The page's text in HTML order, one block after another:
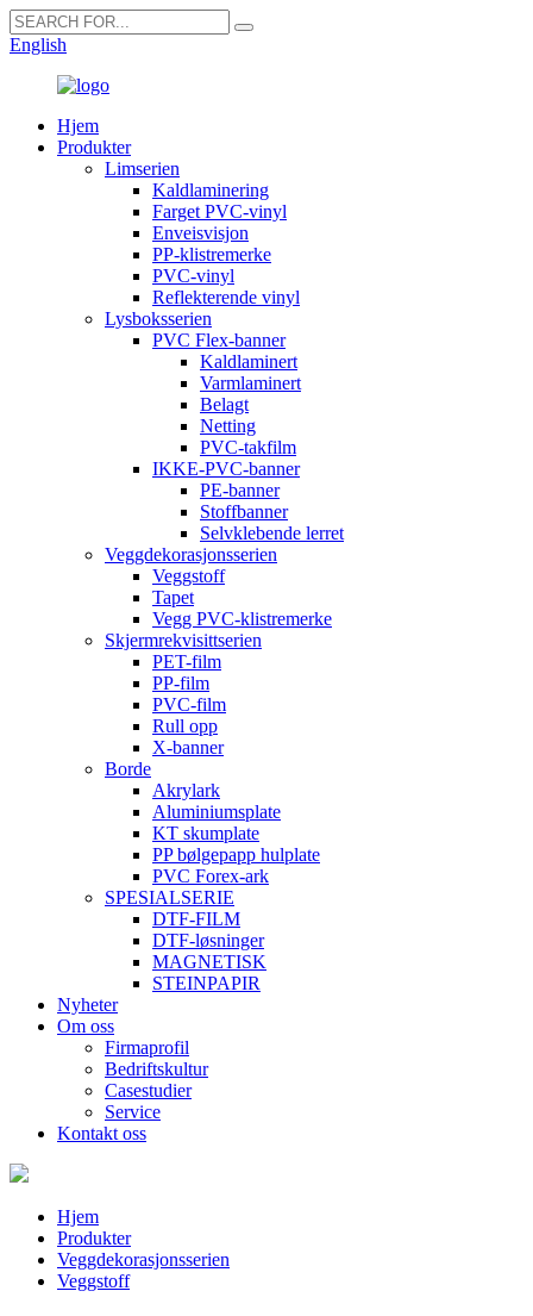
English
Hjem
Produkter
Limserien
Kaldlaminering
Farget PVC-vinyl
Enveisvisjon
PP-klistremerke
PVC-vinyl
Reflekterende vinyl
Lysboksserien
PVC Flex-banner
Kaldlaminert
Varmlaminert
Belagt
Netting
PVC-takfilm
IKKE-PVC-banner
PE-banner
Stoffbanner
Selvklebende lerret
Veggdekorasjonsserien
Veggstoff
Tapet
Vegg PVC-klistremerke
Skjermrekvisittserien
PET-film
PP-film
PVC-film
Rull opp
X-banner
Borde
Akrylark
Aluminiumsplate
KT skumplate
PP bølgepapp hulplate
PVC Forex-ark
SPESIALSERIE
DTF-FILM
DTF-løsninger
MAGNETISK
STEINPAPIR
Nyheter
Om oss
Firmaprofil
Bedriftskultur
Casestudier
Service
Kontakt oss
Hjem
Produkter
Veggdekorasjonsserien
Veggstoff